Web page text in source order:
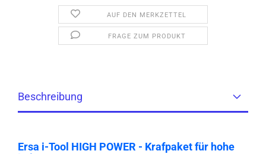
AUF DEN MERKZETTEL
FRAGE ZUM PRODUKT
Beschreibung
Ersa i-Tool HIGH POWER - Krafpaket für hohe